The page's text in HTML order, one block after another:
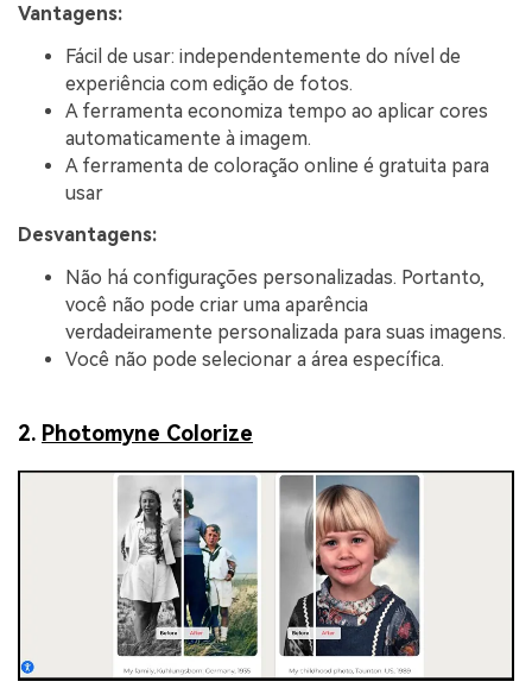
Vantagens:
Fácil de usar: independentemente do nível de
experiência com edição de fotos.
A ferramenta economiza tempo ao aplicar cores
automaticamente à imagem.
A ferramenta de coloração online é gratuita para
usar
Desvantagens:
Não há configurações personalizadas. Portanto,
você não pode criar uma aparência
verdadeiramente personalizada para suas imagens.
Você não pode selecionar a área específica.
2. Photomyne Colorize